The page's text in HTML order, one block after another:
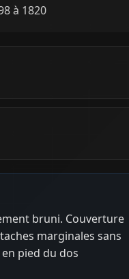
à 1820
bruni. Couverture
marginales sans
pied du dos